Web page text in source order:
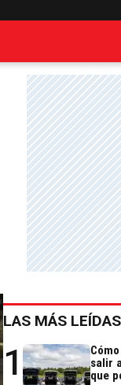
LAS MÁS LEÍDAS
1
salir
que